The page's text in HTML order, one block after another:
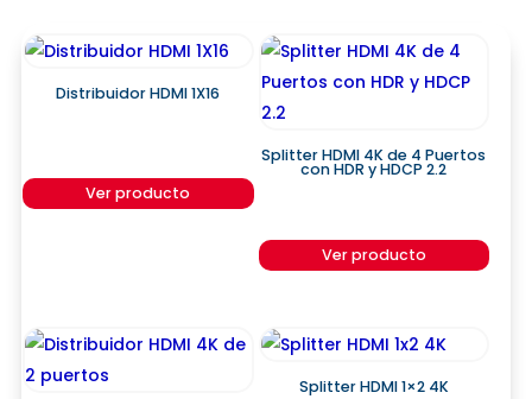
Distribuidor HDMI 1X16
Ver producto
Splitter HDMI 4K de 4 Puertos
con HDR y HDCP 2.2
Ver producto
Splitter HDMI 1×2 4K